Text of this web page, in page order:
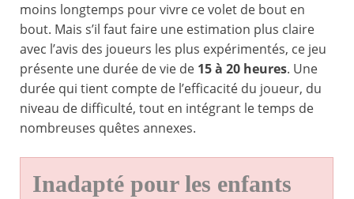
moins longtemps pour vivre ce volet de bout en
bout. Mais s’il faut faire une estimation plus claire
avec l’avis des joueurs les plus expérimentés, ce jeu
présente une durée de vie de 15 à 20 heures. Une
durée qui tient compte de l’efficacité du joueur, du
niveau de difficulté, tout en intégrant le temps de
nombreuses quêtes annexes.
Inadapté pour les enfants